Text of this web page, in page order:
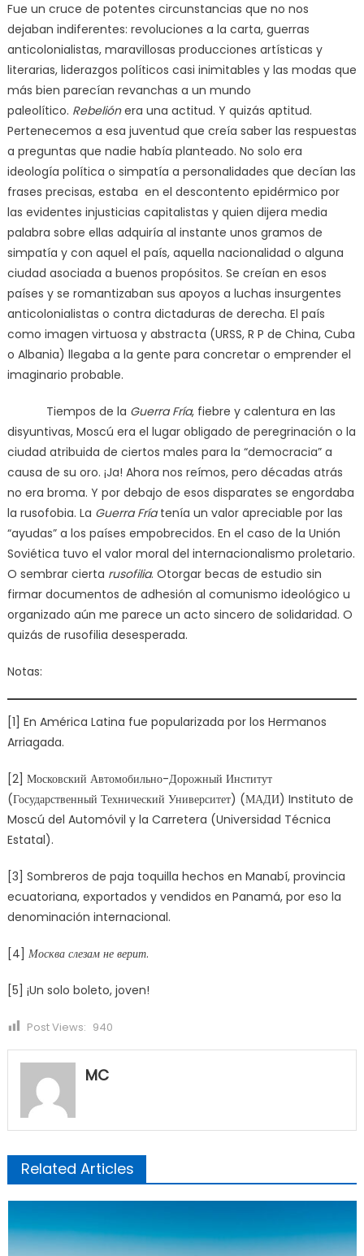
Fue un cruce de potentes circunstancias que no nos
dejaban indiferentes: revoluciones a la carta, guerras
anticolonialistas, maravillosas producciones artísticas y
literarias, liderazgos políticos casi inimitables y las modas que
más bien parecían revanchas a un mundo
paleolítico. Rebeliónera una actitud. Y quizás aptitud.
Pertenecemos a esa juventud que creía saber las respuestas
a preguntas que nadie había planteado. No solo era
ideología política o simpatía a personalidades que decían las
frases precisas, estaba en el descontento epidérmico por
las evidentes injusticias capitalistas y quien dijera media
palabra sobre ellas adquiría al instante unos gramos de
simpatía y con aquel el país, aquella nacionalidad o alguna
ciudad asociada a buenos propósitos. Se creían en esos
países y se romantizaban sus apoyos a luchas insurgentes
anticolonialistas o contra dictaduras de derecha. El país
como imagen virtuosa y abstracta (URSS, R P de China, Cuba
o Albania) llegaba a la gente para concretar o emprender el
imaginario probable.
Tiempos de la Guerra Fría, fiebre y calentura en las
disyuntivas, Moscú era el lugar obligado de peregrinación o la
ciudad atribuida de ciertos males para la “democracia” a
causa de su oro. ¡Ja! Ahora nos reímos, pero décadas atrás
no era broma. Y por debajo de esos disparates se engordaba
la rusofobia. La Guerra Fríatenía un valor apreciable por las
“ayudas” a los países empobrecidos. En el caso de la Unión
Soviética tuvo el valor moral del internacionalismo proletario.
O sembrar cierta rusofilia. Otorgar becas de estudio sin
firmar documentos de adhesión al comunismo ideológico u
organizado aún me parece un acto sincero de solidaridad. O
quizás de rusofilia desesperada.
Notas:
[1] En América Latina fue popularizada por los Hermanos
Arriagada.
[2] Московский Автомобильно-Дорожный Институт
(Государственный Технический Университет) (МАДИ) Instituto de
Moscú del Automóvil y la Carretera (Universidad Técnica
Estatal).
[3] Sombreros de paja toquilla hechos en Manabí, provincia
ecuatoriana, exportados y vendidos en Panamá, por eso la
denominación internacional.
[4] Москва слезам не верит.
[5] ¡Un solo boleto, joven!
Post Views: 940
MC
Related Articles